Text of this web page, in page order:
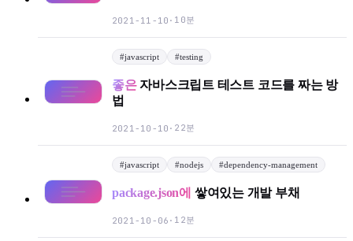
2021-11-10 · 10분
#javascript #testing
좋은자바스크립트 테스트 코드를 짜는 방
법
2021-10-10 · 22분
#javascript #nodejs #dependency-management
package.json에 쌓여있는 개발 부채
2021-10-06 · 12분